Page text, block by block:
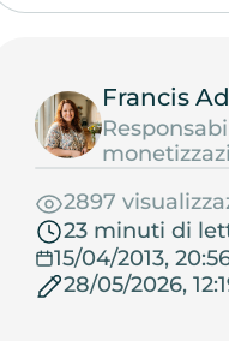
CPA e CPL:
Offerta e pubblico:
la conversione
L’intento della
categoria
I verticali non
stesso modo
Francis
2897
23 minuti di
15/04/2013,
28/05/2026,